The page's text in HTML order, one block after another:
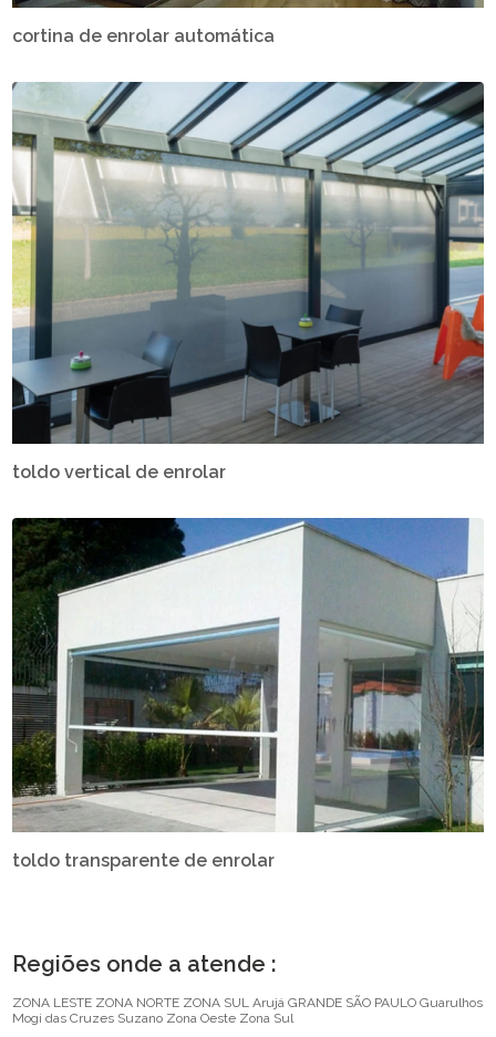
cortina de enrolar automática
toldo vertical de enrolar
toldo transparente de enrolar
Regiões onde a atende :
ZONA LESTE ZONA NORTE ZONA SUL Arujá GRANDE SÃO PAULO Guarulhos
Mogi das Cruzes Suzano Zona Oeste Zona Sul